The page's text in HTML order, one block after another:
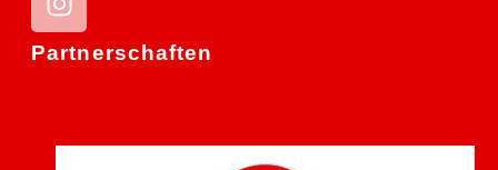
Partnerschaften